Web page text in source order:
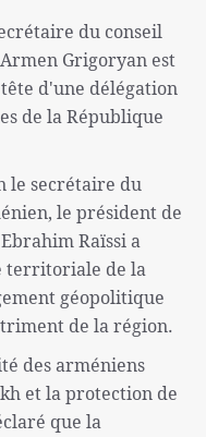
du conseil
Grigoryan est
d'une délégation
de la République
le secrétaire du
le président de
Raïssi a
territoriale de la
géopolitique
de la région.
des arméniens
et la protection de
que la